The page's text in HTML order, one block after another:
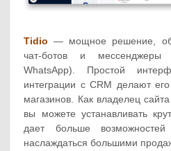
Tidio — мощное решение,
чат-ботов и мессенджеры
WhatsApp). Простой
интеграции с CRM делают
магазинов. Как владелец
вы можете устанавливать
дает больше
наслаждаться большими